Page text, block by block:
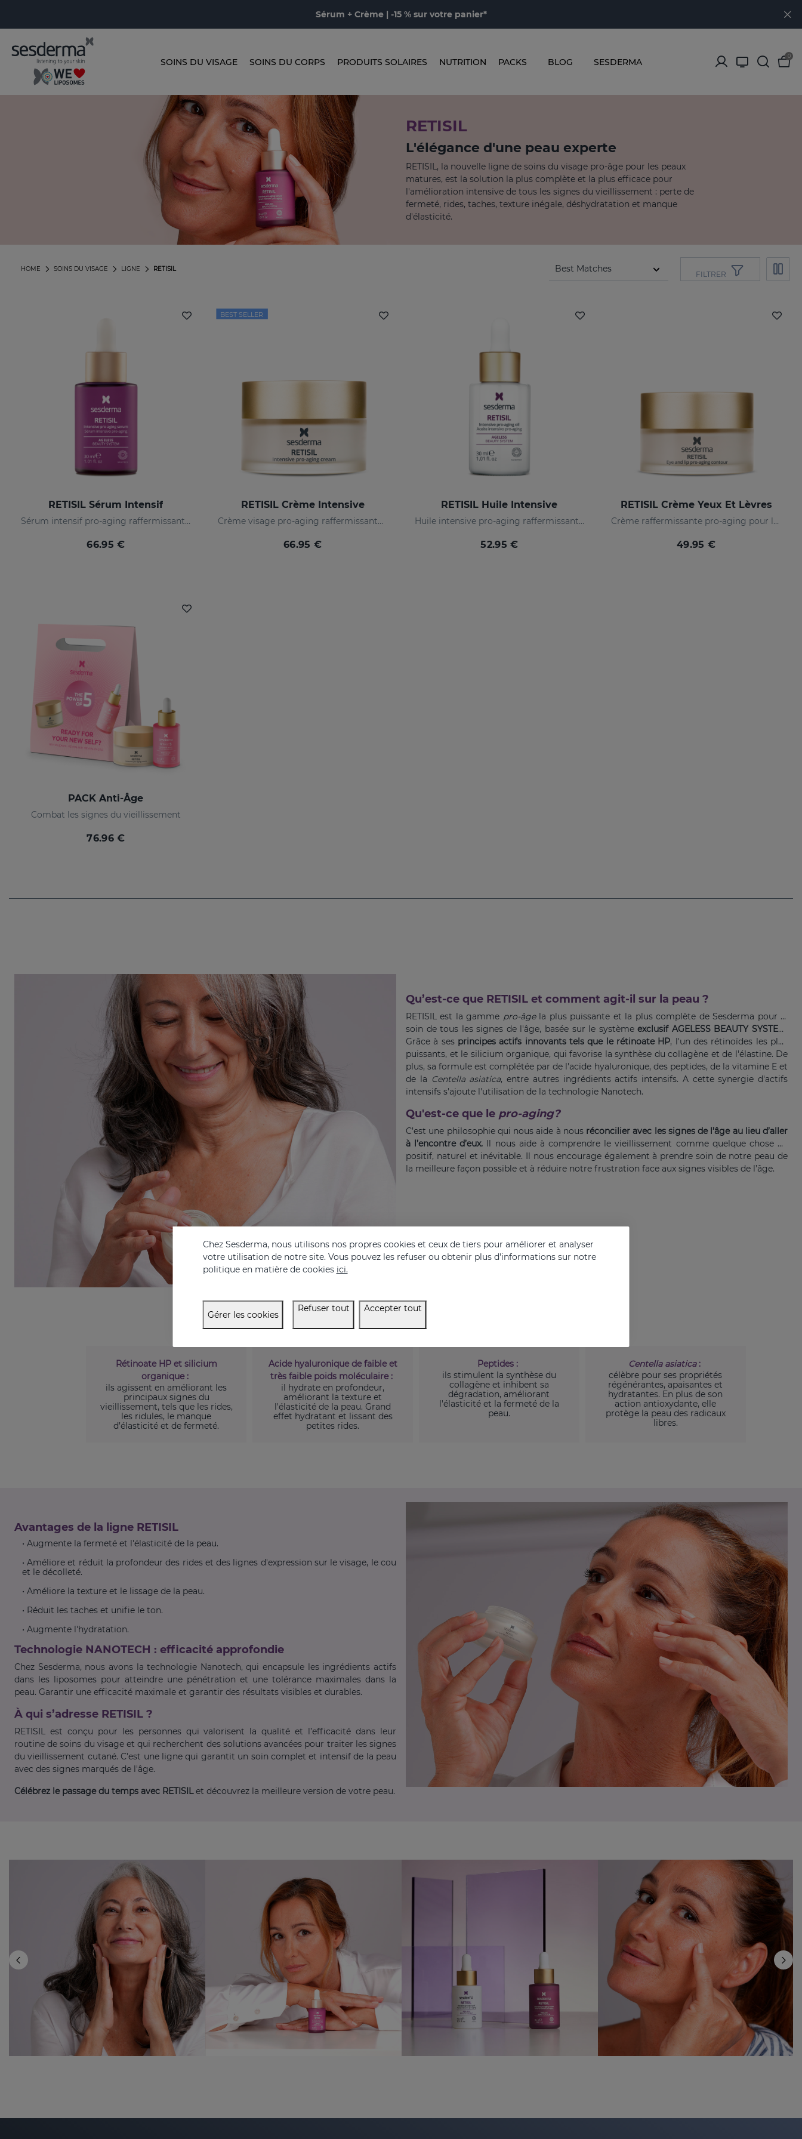
Sérum + Crème | -15 % sur votre panier*
SOINS DU VISAGE SOINS DU CORPS PRODUITS SOLAIRES NUTRITION PACKS BLOG SESDERMA
0
RETISIL
L'élégance d'une peau experte
RETISIL, la nouvelle ligne de soins du visage pro-âge pour les peaux
matures, est la solution la plus complète et la plus efficace pour
l'amélioration intensive de tous les signes du vieillissement : perte de
fermeté, rides, taches, texture inégale, déshydratation et manque
d'élasticité.
RETISIL
LIGNE
SOINS DU VISAGE
HOME
FILTRER
RETISIL Sérum Intensif
Sérum intensif pro-aging raffermissant et réducteur de rides
66.95 €
BEST SELLER
RETISIL Crème Intensive
Crème visage pro-aging raffermissante et anti-rides
66.95 €
RETISIL Huile Intensive
Huile intensive pro-aging raffermissante et réduisant les rides
52.95 €
RETISIL Crème Yeux Et Lèvres
Crème raffermissante pro-aging pour le contour des yeux et des lèvres
49.95 €
PACK Anti-Âge
Combat les signes du vieillissement
76.96 €
Qu’est-ce que RETISIL et comment agit-il sur la peau ?
RETISIL est la gamme pro-âgela plus puissante et la plus complète de Sesderma pour le
soin de tous les signes de l'âge, basée sur le systèmeexclusif AGELESS BEAUTY SYSTEM.
Grâce à ses principes actifs innovants tels que le rétinoate HP, l'un des rétinoïdes les plus
puissants, et le silicium organique, qui favorise la synthèse du collagène et de l'élastine. De
plus, sa formule est complétée par de l'acide hyaluronique, des peptides, de la vitamine E et
de la Centella asiatica, entre autres ingrédients actifs intensifs. A cette synergie d'actifs
intensifs s'ajoute l'utilisation de la technologie Nanotech.
Qu'est-ce que le pro-aging?
C’est une philosophie qui nous aide à nous réconcilier avec les signes de l’âge au lieu d’aller
à l’encontre d’eux. Il nous aide à comprendre le vieillissement comme quelque chose de
positif, naturel et inévitable. Il nous encourage également à prendre soin de notre peau de
la meilleure façon possible et à réduire notre frustration face aux signes visibles de l’âge.
Rétinoate HP et silicium
organique :
ils agissent en améliorant les
principaux signes du
vieillissement, tels que les rides,
les ridules, le manque
d’élasticité et de fermeté.
Acide hyaluronique de faible et
très faible poids moléculaire :
il hydrate en profondeur,
améliorant la texture et
l'élasticité de la peau. Grand
effet hydratant et lissant des
petites rides.
Peptides :
ils stimulent la synthèse du
collagène et inhibent sa
dégradation, améliorant
l'élasticité et la fermeté de la
peau.
Centella asiatica :
célèbre pour ses propriétés
régénérantes, apaisantes et
hydratantes. En plus de son
action antioxydante, elle
protège la peau des radicaux
libres.
Avantages de la ligne RETISIL
• Augmente la fermeté et l'élasticité de la peau.
• Améliore et réduit la profondeur des rides et des lignes d'expression sur le visage, le cou
et le décolleté.
• Améliore la texture et le lissage de la peau.
• Réduit les taches et unifie le ton.
• Augmente l'hydratation.
Technologie NANOTECH : efficacité approfondie
Chez Sesderma, nous avons la technologie Nanotech, qui encapsule les ingrédients actifs
dans les liposomes pour atteindre une pénétration et une tolérance maximales dans la
peau. Garantir une efficacité maximale et garantir des résultats visibles et durables.
À qui s’adresse RETISIL ?
RETISIL est conçu pour les personnes qui valorisent la qualité et l’efficacité dans leur
routine de soins du visage et qui recherchent des solutions avancées pour traiter les signes
du vieillissement cutané. C'est une ligne qui garantit un soin complet et intensif de la peau
avec des signes marqués de l'âge.
Célébrez le passage du temps avec RETISILet découvrez la meilleure version de votre peau.
Chez Sesderma, nous utilisons nos propres cookies et ceux de tiers pour améliorer et analyser
votre utilisation de notre site. Vous pouvez les refuser ou obtenir plus d'informations sur notre
politique en matière de cookies ici.
Gérer les cookies
Refuser tout Accepter tout